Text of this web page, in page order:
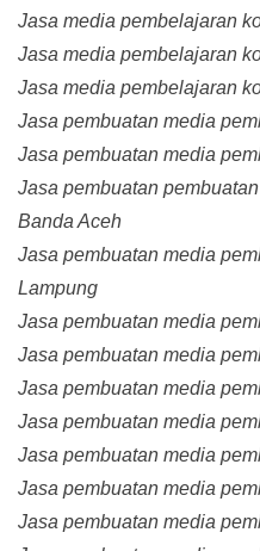
Jasa media pembelajaran
Jasa media pembelajaran
Jasa media pembelajaran
Jasa pembuatan media
Jasa pembuatan media
Jasa pembuatan
Banda Aceh
Jasa pembuatan media
Lampung
Jasa pembuatan media
Jasa pembuatan media
Jasa pembuatan media
Jasa pembuatan media
Jasa pembuatan media
Jasa pembuatan media
Jasa pembuatan media